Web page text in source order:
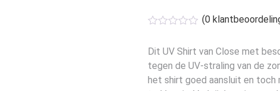
was:
€19,95.€15,95.
(0
Dit UV Shirt van Close met
tegen de UV-straling van de
het shirt goed aansluit en toch